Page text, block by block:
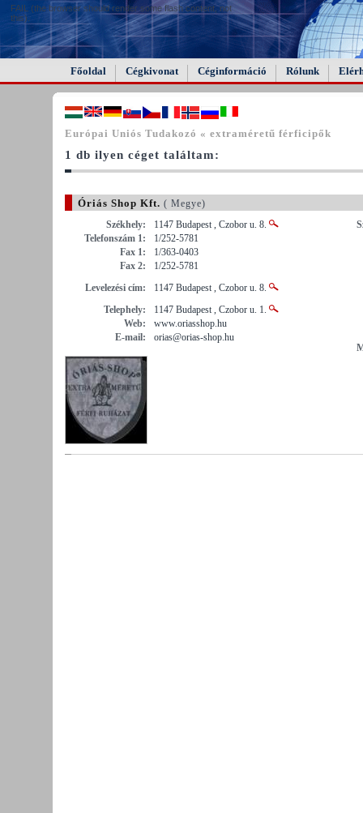
FAIL (the browser should render some flash content, not
this).
Főoldal Cégkivonat Céginformáció Rólunk
Európai Uniós Tudakozó « extraméretű férficipők
1 db ilyen céget találtam:
Óriás Shop Kft. ( Megye)
Székhely:
1147 Budapest , Czobor u. 8.
Telefonszám 1:
1/252-5781
Fax 1:
1/363-0403
Fax 2:
1/252-5781
Levelezési cím:
1147 Budapest , Czobor u. 8.
Telephely:
1147 Budapest , Czobor u. 1.
Web:
www.oriasshop.hu
E-mail:
orias@orias-shop.hu